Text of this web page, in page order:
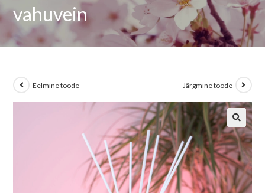
vahuvein
Eelmine toode Järgmine toode